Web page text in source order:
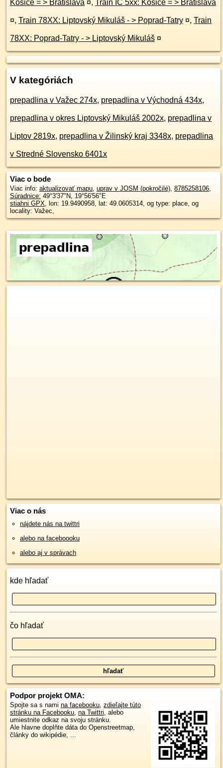
Košice = > Bratislava ¤, Train IC 5xx: Košice = > Bratislava
¤, Train 78XX: Liptovský Mikuláš - > Poprad-Tatry ¤, Train
78XX: Poprad-Tatry - > Liptovský Mikuláš ¤
V kategóriách
prepadlina v Važec 274x, prepadlina v Východná 434x,
prepadlina v okres Liptovský Mikuláš 2002x, prepadlina v
Liptov 2819x, prepadlina v Žilinský kraj 3348x, prepadlina
v Stredné Slovensko 6401x
Viac o bode
Viac info: aktualizovať mapu, uprav v JOSM (pokročilé), 8785258106,
Súradnice: 49°3'37"N, 19°56'56"E
stiahni GPX, lon: 19.9490958, lat: 49.0605314, og type: place, og
locality: Važec,
Viac o nás
nájdete nás na twittri
alebo na faceboooku
alebo aj v správach
kde hľadať
čo hľadať
Podpor projekt OMA:
Spojte sa s nami na facebooku, zdieľajte túto
stránku na Facebooku, na Twittri, alebo
umiestnite odkaz na svoju stránku.
Ale hlavne doplňte dáta do Openstreetmap,
články do wikipédie, ...